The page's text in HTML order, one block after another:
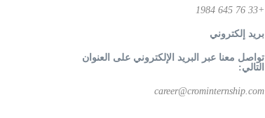
+33 76 645 1984
بريد إلكتروني
تواصل معنا عبر البريد الإلكتروني على العنوان
التالي:
career@crominternship.com